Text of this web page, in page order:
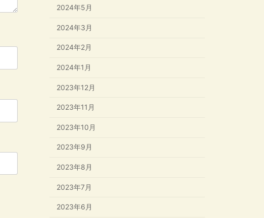
2024年5月
2024年3月
2024年2月
2024年1月
2023年12月
2023年11月
2023年10月
2023年9月
2023年8月
2023年7月
2023年6月